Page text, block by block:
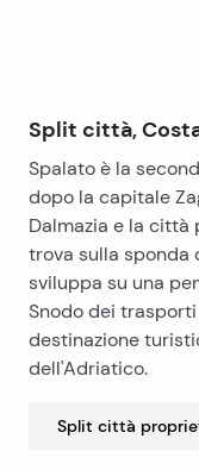
Split città,
Spalato è la
dopo la capitale
Dalmazia e la città
trova sulla sponda
sviluppa su una
Snodo dei
destinazione
dell'Adriatico.
Split città